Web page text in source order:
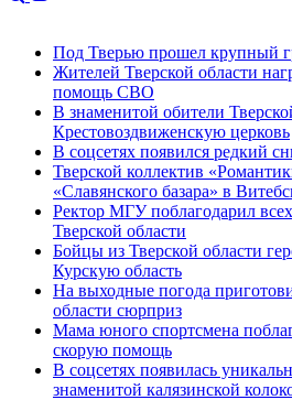
Под Тверью прошел крупный
Жителей Тверской области
помощь СВО
В знаменитой обители
Крестовоздвиженскую церковь
В соцсетях появился редкий
Тверской коллектив
«Славянского базара» в
Ректор МГУ поблагодарил
Тверской области
Бойцы из Тверской области
Курскую область
На выходные погода
области сюрприз
Мама юного спортсмена
скорую помощь
В соцсетях появилась
знаменитой калязинской